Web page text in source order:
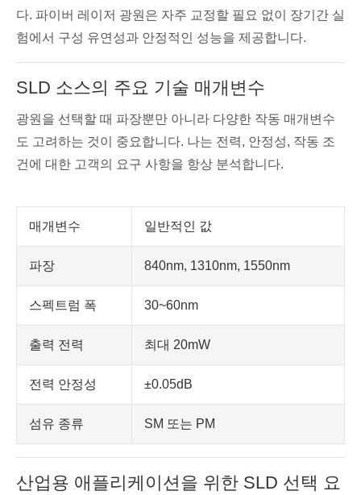
다. 파이버 레이저 광원은 자주 교정할 필요 없이 장기간 실
험에서 구성 유연성과 안정적인 성능을 제공합니다.
SLD 소스의 주요 기술 매개변수
광원을 선택할 때 파장뿐만 아니라 다양한 작동 매개변수
도 고려하는 것이 중요합니다. 나는 전력, 안정성, 작동 조
건에 대한 고객의 요구 사항을 항상 분석합니다.
매개변수 일반적인 값
파장 840nm, 1310nm, 1550nm
스펙트럼 폭 30~60nm
출력 전력 최대 20mW
전력 안정성 ±0.05dB
섬유 종류 SM 또는 PM
산업용 애플리케이션을 위한 SLD 선택 요